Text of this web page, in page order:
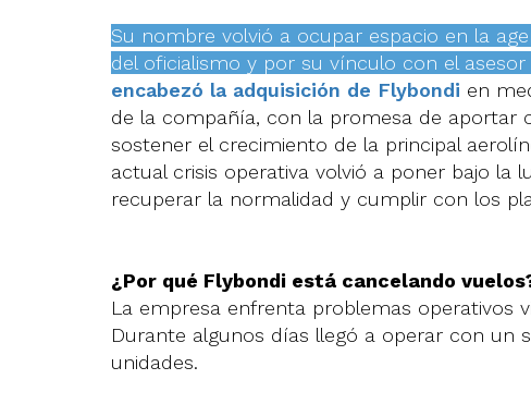
Su nombre volvió a ocupar espacio en la
del oficialismo y por su vínculo con el
encabezó la adquisición de Flybondi en
de la compañía, con la promesa de aportar
sostener el crecimiento de la principal
actual crisis operativa volvió a poner bajo la
recuperar la normalidad y cumplir con los
¿Por qué Flybondi está cancelando
La empresa enfrenta problemas operativos
Durante algunos días llegó a operar con un
unidades.